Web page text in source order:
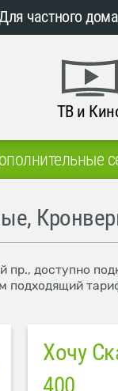
частного дома
ТВ и
доступно
подходящий
Хочу
400